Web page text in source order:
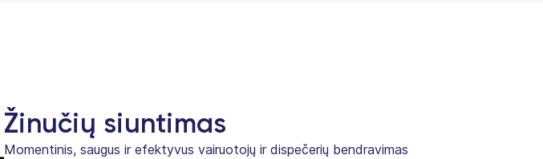
Žinučių siuntimas
Momentinis, saugus ir efektyvus vairuotojų ir dispečerių bendravimas